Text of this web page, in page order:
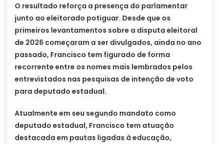
O resultado reforça a presença do parlamentar
junto ao eleitorado potiguar. Desde que os
primeiros levantamentos sobre a disputa eleitoral
de 2026 começaram a ser divulgados, ainda no ano
passado, Francisco tem figurado de forma
recorrente entre os nomes mais lembrados pelos
entrevistados nas pesquisas de intenção de voto
para deputado estadual.
Atualmente em seu segundo mandato como
deputado estadual, Francisco tem atuação
destacada em pautas ligadas à educação,